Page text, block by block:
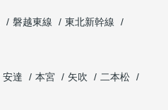
磐越東線
東北新幹線
安達 本宮 矢吹
二本松